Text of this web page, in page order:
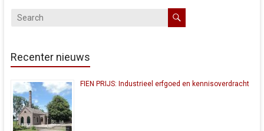
Recenter nieuws
FIEN PRIJS: Industrieel erfgoed en kennisoverdracht